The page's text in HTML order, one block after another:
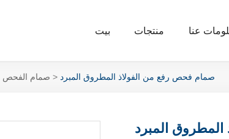
بيت منتجات عنا
صمام الفحص صمام فحص رفع من الفولاذ المطروق المبرد
المبرد